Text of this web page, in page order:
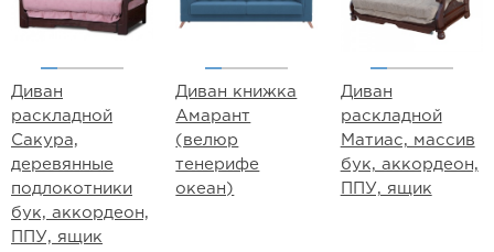
Диван
раскладной
Сакура,
деревянные
подлокотники
бук, аккордеон,
ППУ, ящик
Диван книжка
Амарант
(велюр
тенерифе
океан)
Диван
раскладной
Матиас, массив
бук, аккордеон,
ППУ, ящик